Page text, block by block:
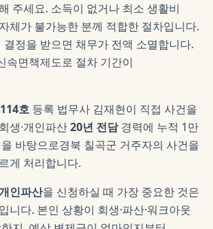
주세요. 소득이 없거나 최소 생활비
체가 불가능한 분께 적합한 절차입니다.
결정을 받으면 채무가 전액 소멸합니다.
속면책제도로 절차 기간이
호 등록 법무사 김재현이 직접 사건을
생·개인파산20년 전담경력에 누적 1만
바탕으로경북 칠곡군 거주자의 사건을
게 처리합니다.
인파산을 신청하실 때 가장 중요한 것은
니다. 본인 상황이 회생·파산·워크아웃